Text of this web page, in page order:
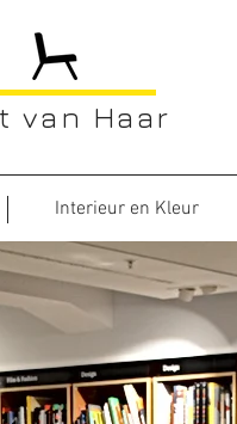
van Haar
Interieur en Kleur